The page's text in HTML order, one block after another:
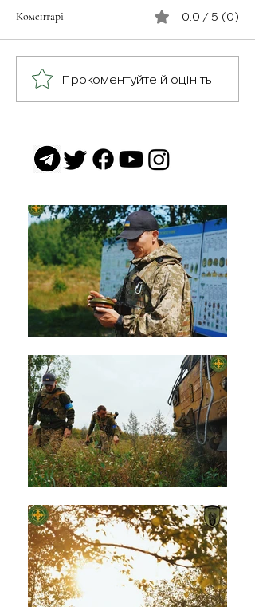
з Бельгії, який за покликом
ТрО ім. Івана Богуна💪 ▶️
Позивний Сфінкс ▶️...
Коментарі 0.0 / 5 (0)
Прокоментуйте й оцініть